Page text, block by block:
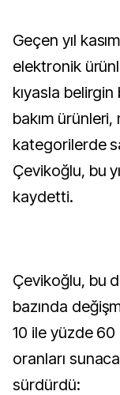
Geçen yıl
elektronik
kıyasla
bakım
kategorilerde
Çevikoğlu, bu
kaydetti.
Çevikoğlu, bu
bazında
10 ile yüzde
oranları
sürdürdü: